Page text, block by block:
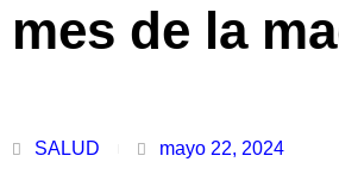
mes de la
SALUD mayo 22, 2024